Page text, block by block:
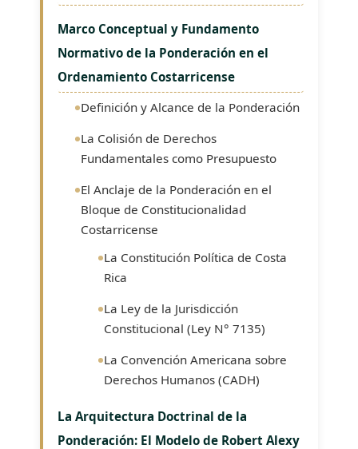
Marco Conceptual y Fundamento
Normativo de la Ponderación en el
Ordenamiento Costarricense
Definición y Alcance de la Ponderación
La Colisión de Derechos
Fundamentales como Presupuesto
El Anclaje de la Ponderación en el
Bloque de Constitucionalidad
Costarricense
La Constitución Política de Costa
Rica
La Ley de la Jurisdicción
Constitucional (Ley N° 7135)
La Convención Americana sobre
Derechos Humanos (CADH)
La Arquitectura Doctrinal de la
Ponderación: El Modelo de Robert Alexy